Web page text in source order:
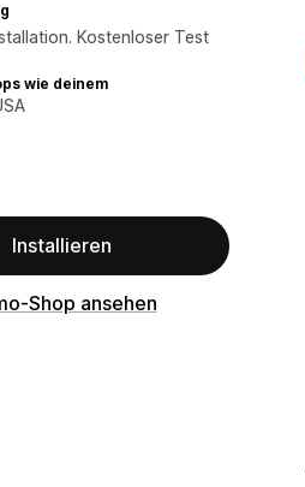
Kostenloser Test
wie deinem
Installieren
Shop ansehen